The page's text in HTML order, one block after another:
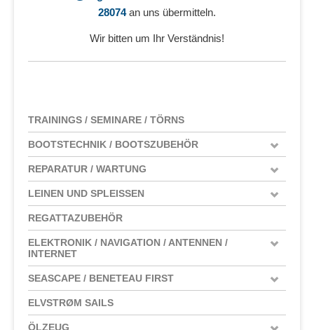
28074an uns übermitteln.
Wir bitten um Ihr Verständnis!
TRAININGS / SEMINARE / TÖRNS
BOOTSTECHNIK / BOOTSZUBEHÖR
REPARATUR / WARTUNG
LEINEN UND SPLEISSEN
REGATTAZUBEHÖR
ELEKTRONIK / NAVIGATION / ANTENNEN /
INTERNET
SEASCAPE / BENETEAU FIRST
ELVSTRØM SAILS
ÖLZEUG